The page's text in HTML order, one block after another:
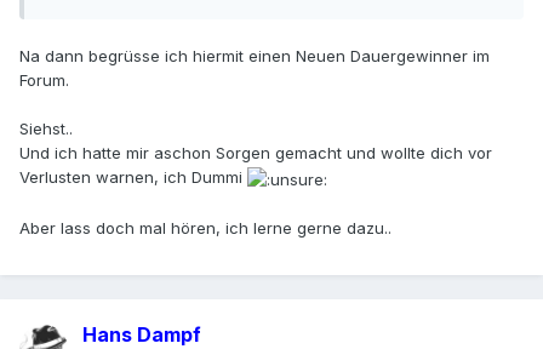
Na dann begrüsse ich hiermit einen Neuen Dauergewinner im
Forum.
Siehst..
Und ich hatte mir aschon Sorgen gemacht und wollte dich vor
Verlusten warnen, ich Dummi
Aber lass doch mal hören, ich lerne gerne dazu..
Hans Dampf